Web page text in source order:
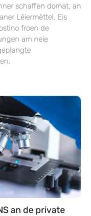
schaffen domat, an
Léiermëttel. Eis
froen de
am neie
an de private